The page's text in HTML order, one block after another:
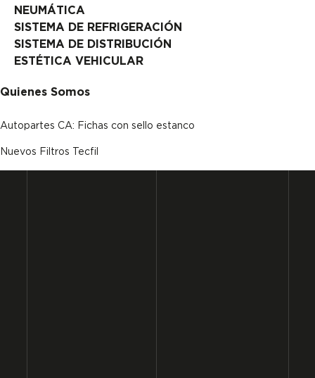
NEUMÁTICA
SISTEMA DE REFRIGERACIÓN
SISTEMA DE DISTRIBUCIÓN
ESTÉTICA VEHICULAR
Quienes Somos
Autopartes CA: Fichas con sello estanco
Nuevos Filtros Tecfil